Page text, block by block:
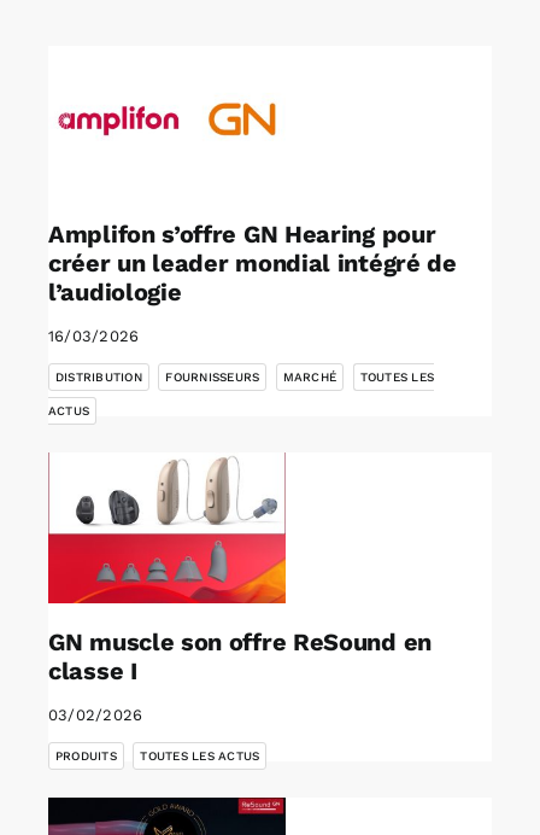
Amplifon s’offre GN Hearing pour
créer un leader mondial intégré de
l’audiologie
16/03/2026
DISTRIBUTION FOURNISSEURS MARCHÉ TOUTES LES
ACTUS
GN muscle son offre ReSound en
classe I
03/02/2026
PRODUITS
,
TOUTES LES ACTUS